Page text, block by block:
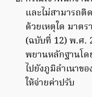
และไม่สามารถติ
ด้วยเหตุใด มาตร
(ฉบับที่ 12) พ.ศ.
พยานหลักฐานโ
ไปยังภูมิลำเนาข
ให้จ่ายค่าปรับ